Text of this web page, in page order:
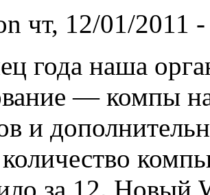
чт, 12/01/2011
года наша
— компы
и
количество
за 12.